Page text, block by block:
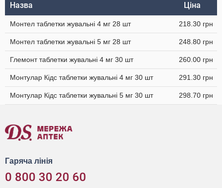
Назва Ціна
Монтел таблетки жувальні 4 мг 28 шт 218.30 грн
Монтел таблетки жувальні 5 мг 28 шт 248.80 грн
Глемонт таблетки жувальні 4 мг 30 шт 260.00 грн
Монтулар Кідс таблетки жувальні 4 мг 30 шт 291.30 грн
Монтулар Кідс таблетки жувальні 5 мг 30 шт 298.70 грн
Гаряча лінія
0 800 30 20 60